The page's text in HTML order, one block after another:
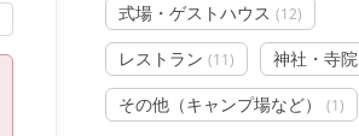
式場・ゲストハウス (12)
レストラン (11) 神社・寺院
その他（キャンプ場など） (1)